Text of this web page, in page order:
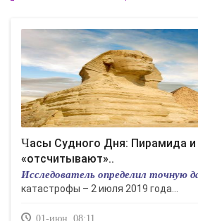
Часы Судного Дня: Пирамида и Сфинкс в Египте
«отсчитывают»..
Исследователь определил точную
катастрофы – 2 июля 2019 года...
01-июн, 08:11